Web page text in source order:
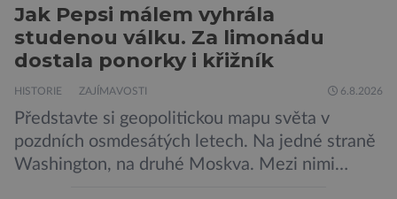
Jak Pepsi málem vyhrála
studenou válku. Za limonádu
dostala ponorky i křižník
HISTORIE ZAJÍMAVOSTI 6.8.2026
Představte si geopolitickou mapu světa v
pozdních osmdesátých letech. Na jedné straně
Washington, na druhé Moskva. Mezi nimi